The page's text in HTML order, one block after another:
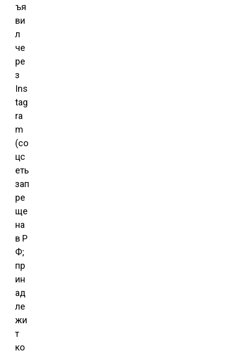
ъя
ви
л
че
ре
з
Ins
tag
ra
m
(со
цс
еть
зап
ре
ще
на
в Р
Ф;
пр
ин
ад
ле
жи
т
ко